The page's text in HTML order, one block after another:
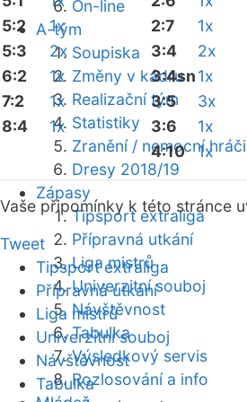
On-line
A-tým
Soupiska
Změny v kádru
Realizační tým
Statistiky
Zranění / nemocní hráči
Dresy 2018/19
Zápasy
Tipsport extraliga
Přípravná utkání
Liga mistrů
Univerzitní souboj
Návštěvnost
Tabulka
Výsledkový servis
Rozlosování a info
5:2
1x
5:3
2x
6:2
1x
7:2
1x
8:4
1x
2:7
1x
3:4
2x
3:4sn1x
3:5
3x
3:6
1x
4:10
1x
Vaše připomínky k této stránce
Tweet
Tipsport extraliga
Přípravná utkání
Liga mistrů
Univerzitní souboj
Návštěvnost
Tabulka